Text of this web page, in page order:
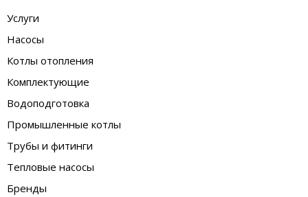
Услуги
Насосы
Котлы отопления
Комплектующие
Водоподготовка
Промышленные котлы
Трубы и фитинги
Тепловые насосы
Бренды